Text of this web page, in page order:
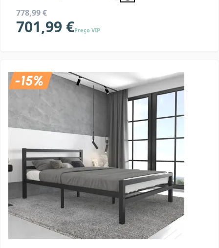
778,99 €
701,99 €Preço VIP